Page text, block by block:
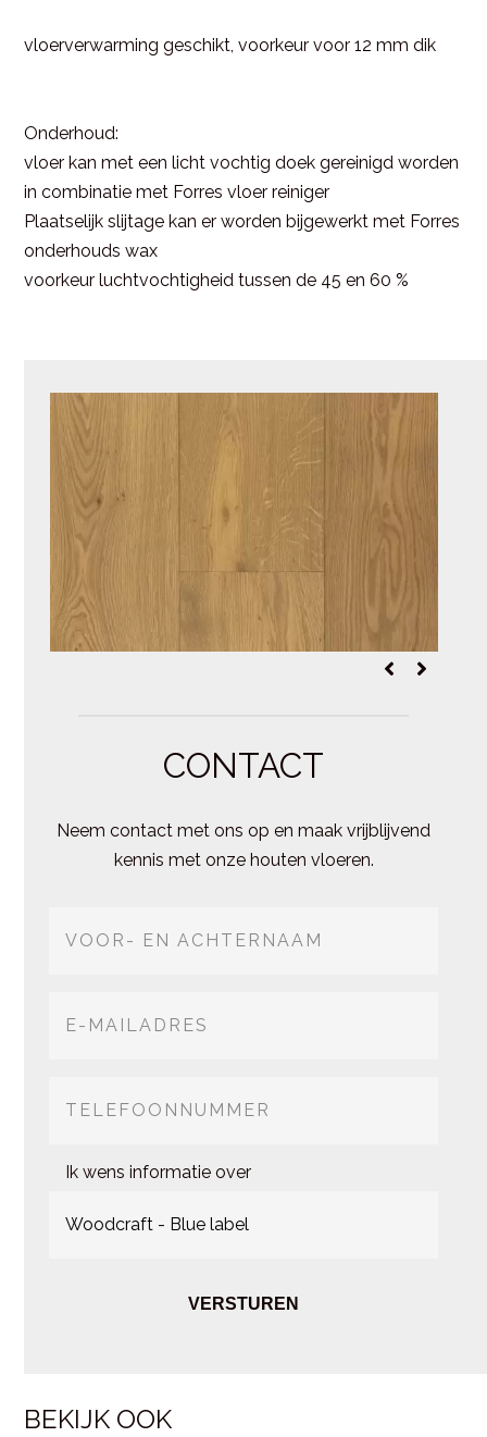
vloerverwarming geschikt, voorkeur voor 12 mm dik
Onderhoud:
vloer kan met een licht vochtig doek gereinigd worden
in combinatie met Forres vloer reiniger
Plaatselijk slijtage kan er worden bijgewerkt met Forres
onderhouds wax
voorkeur luchtvochtigheid tussen de 45 en 60 %
CONTACT
Neem contact met ons op en maak vrijblijvend
kennis met onze houten vloeren.
Ik wens informatie over
BEKIJK OOK